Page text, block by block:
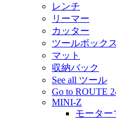
レンチ
リーマー
カッター
ツールボックス
マット
収納バック
See all ツール
Go to ROUTE
MINI-Z
モーター